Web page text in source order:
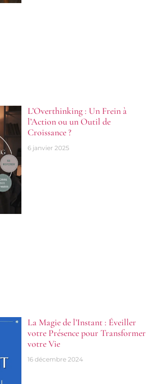
L’Overthinking : Un Frein à
l’Action ou un Outil de
Croissance ?
6 janvier 2025
La Magie de l’Instant : Éveiller
votre Présence pour Transformer
votre Vie
16 décembre 2024